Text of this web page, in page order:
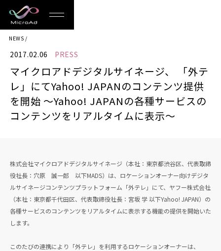
MicroAd
-
Redesigning
the
Future
Life
NEWS
2017.02.06 PRESS
マイクロアドデジタルサイネージ、 「外テ
レ」にてYahoo! JAPANのコンテンツ提供
を開始 〜Yahoo! JAPANの各種サービスの
コンテンツをリアルタイムに表示〜
株式会社マイクロアドデジタルサイネージ（本社：東京都渋谷区、代表取締
役社長：穴原 誠一郎 以下MADS）は、ロケーションオーナー向けデジタ
ルサイネージコンテンツプラットフォーム「外テレ」にて、ヤフー株式会社
（本社：東京都千代田区、代表取締役社長：宮坂 学 以下Yahoo! JAPAN）の
各種サービスのコンテンツをリアルタイムに表示する機能の提供を開始いた
します。
このたびの連携により「外テレ」を利用するロケーションオーナーは、